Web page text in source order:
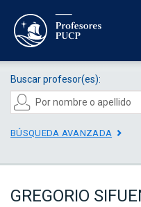
Buscar profesor(es):
BÚSQUEDA AVANZADA
GREGORIO